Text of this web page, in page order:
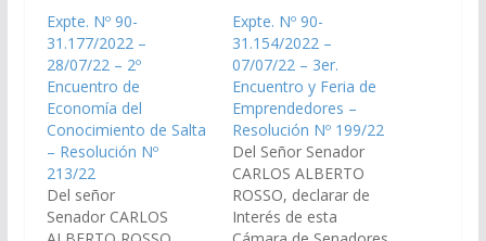
Expte. Nº 90-
31.177/2022 –
28/07/22 – 2º
Encuentro de
Economía del
Conocimiento de Salta
– Resolución Nº
213/22
Del señor
Senador CARLOS
Expte. Nº 90-
31.154/2022 –
07/07/22 – 3er.
Encuentro y Feria de
Emprendedores –
Resolución Nº 199/22
Del Señor Senador
CARLOS ALBERTO
ROSSO, declarar de
Interés de esta